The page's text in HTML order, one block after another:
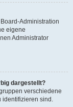
Administration
eigene
Administrator
dargestellt?
verschiedene
identifizieren sind.